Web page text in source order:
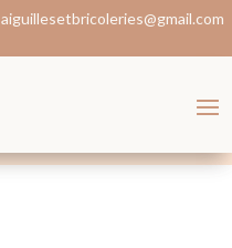
aiguillesetbricoleries@gmail.com